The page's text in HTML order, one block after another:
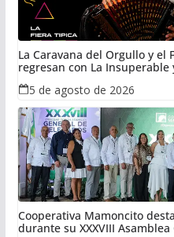
La Caravana del Orgullo y el
regresan con La Insuperable
5 de agosto de 2026
Cooperativa Mamoncito
durante su XXXVIII